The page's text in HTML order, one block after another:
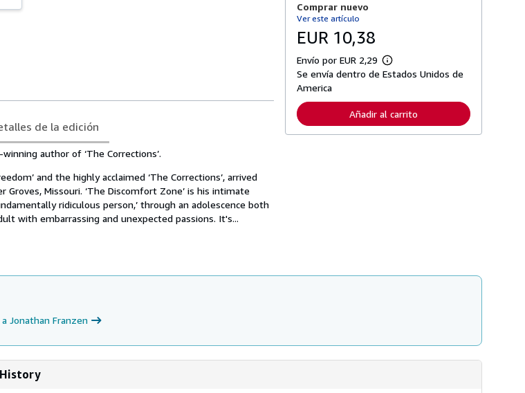
de la edición
author of ‘The Corrections’.
and the highly acclaimed ‘The Corrections’, arrived
Missouri. ‘The Discomfort Zone’ is his intimate
ridiculous person,’ through an adolescence both
with embarrassing and unexpected passions. It's...
s
o
b
e
l
a
o
Comprar nuevo
Ver este artículo
EUR 10,38
Envío por EUR 2,29
M
á
f
o
r
a
Se envía dentro de Estados Unidos de
America
Añadir al carrito
Jonathan Franzen
History